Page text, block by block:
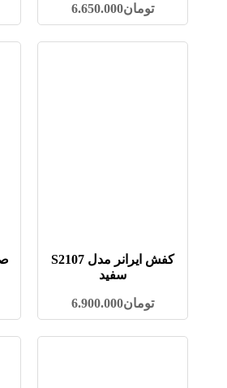
تومان6.650.000
کفش ایرانر مدل S2107
سفید
تومان6.900.000